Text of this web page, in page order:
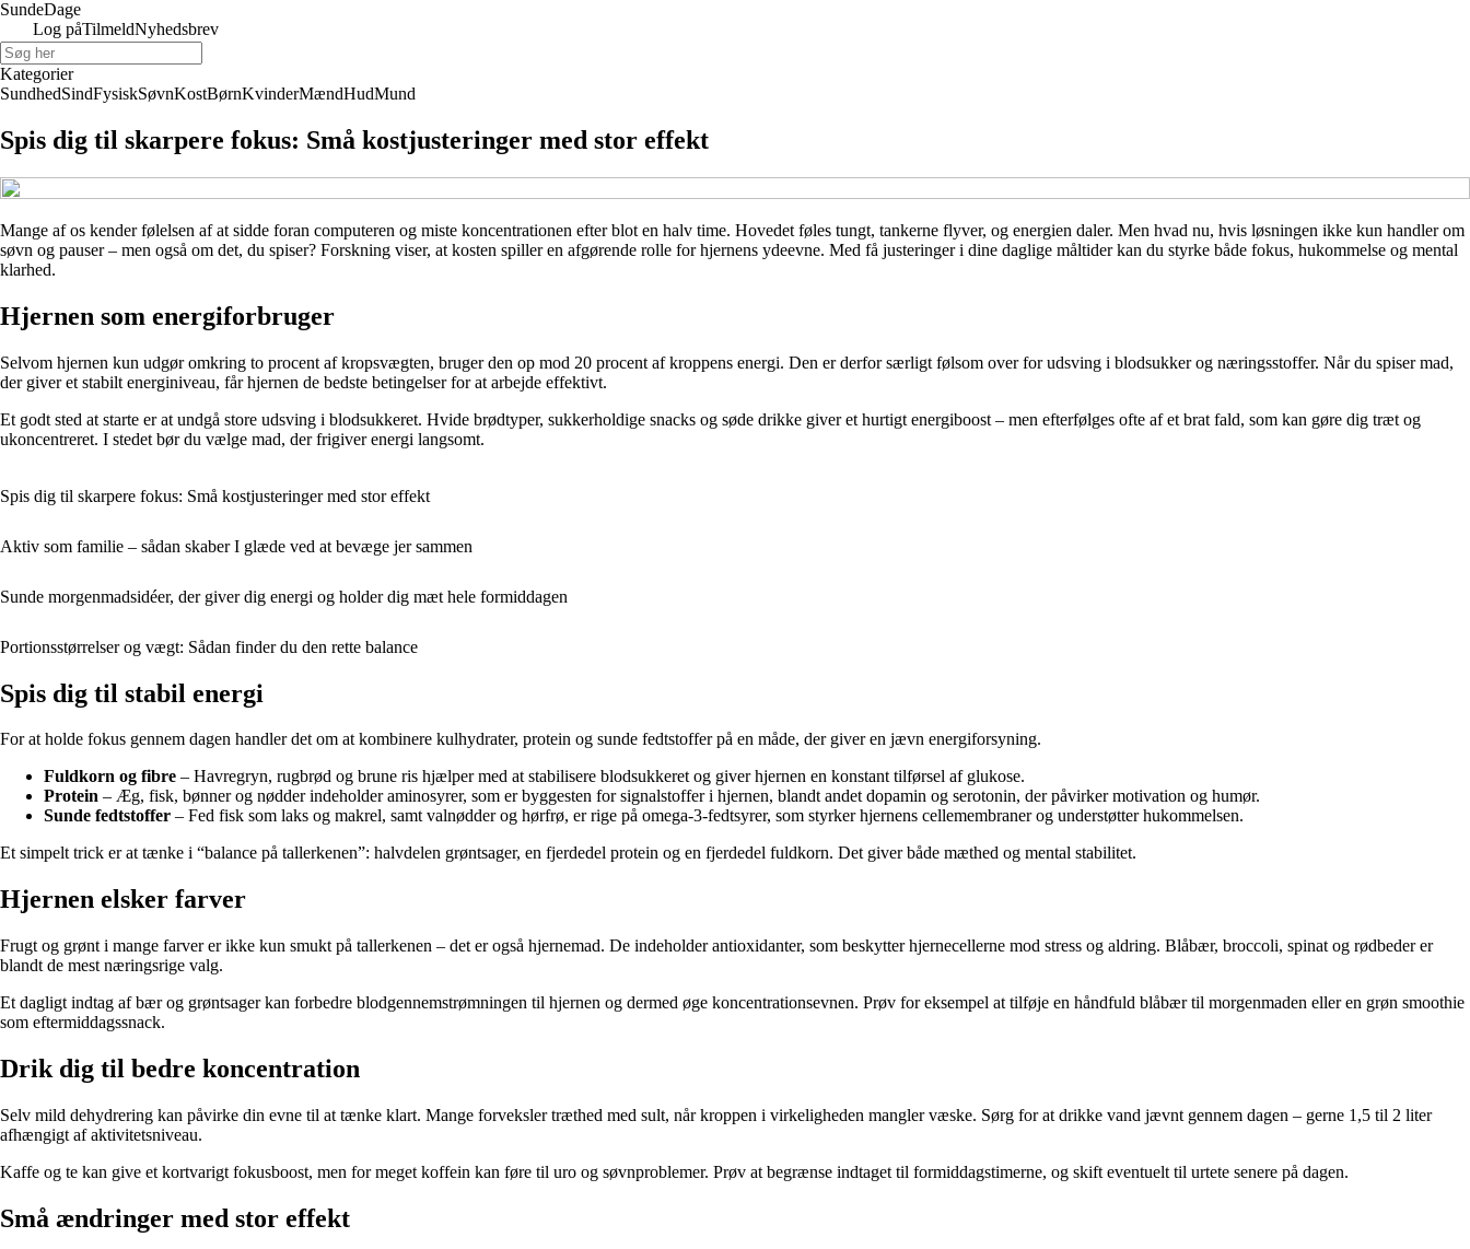
SundeDage
Log påTilmeldNyhedsbrev
Kategorier
SundhedSindFysiskSøvnKostBørnKvinderMændHudMund
Spis dig til skarpere fokus: Små kostjusteringer med stor effekt
Mange af os kender følelsen af at sidde foran computeren og miste koncentrationen efter blot en halv time. Hovedet føles tungt, tankerne flyver, og energien daler. Men hvad nu, hvis løsningen ikke kun handler om
søvn og pauser – men også om det, du spiser? Forskning viser, at kosten spiller en afgørende rolle for hjernens ydeevne. Med få justeringer i dine daglige måltider kan du styrke både fokus, hukommelse og mental
klarhed.
Hjernen som energiforbruger
Selvom hjernen kun udgør omkring to procent af kropsvægten, bruger den op mod 20 procent af kroppens energi. Den er derfor særligt følsom over for udsving i blodsukker og næringsstoffer. Når du spiser mad,
der giver et stabilt energiniveau, får hjernen de bedste betingelser for at arbejde effektivt.
Et godt sted at starte er at undgå store udsving i blodsukkeret. Hvide brødtyper, sukkerholdige snacks og søde drikke giver et hurtigt energiboost – men efterfølges ofte af et brat fald, som kan gøre dig træt og
ukoncentreret. I stedet bør du vælge mad, der frigiver energi langsomt.
Spis dig til skarpere fokus: Små kostjusteringer med stor effekt
Aktiv som familie – sådan skaber I glæde ved at bevæge jer sammen
Sunde morgenmadsidéer, der giver dig energi og holder dig mæt hele formiddagen
Portionsstørrelser og vægt: Sådan finder du den rette balance
Spis dig til stabil energi
For at holde fokus gennem dagen handler det om at kombinere kulhydrater, protein og sunde fedtstoffer på en måde, der giver en jævn energiforsyning.
Fuldkorn og fibre – Havregryn, rugbrød og brune ris hjælper med at stabilisere blodsukkeret og giver hjernen en konstant tilførsel af glukose.
Protein – Æg, fisk, bønner og nødder indeholder aminosyrer, som er byggesten for signalstoffer i hjernen, blandt andet dopamin og serotonin, der påvirker motivation og humør.
Sunde fedtstoffer – Fed fisk som laks og makrel, samt valnødder og hørfrø, er rige på omega-3-fedtsyrer, som styrker hjernens cellemembraner og understøtter hukommelsen.
Et simpelt trick er at tænke i “balance på tallerkenen”: halvdelen grøntsager, en fjerdedel protein og en fjerdedel fuldkorn. Det giver både mæthed og mental stabilitet.
Hjernen elsker farver
Frugt og grønt i mange farver er ikke kun smukt på tallerkenen – det er også hjernemad. De indeholder antioxidanter, som beskytter hjernecellerne mod stress og aldring. Blåbær, broccoli, spinat og rødbeder er
blandt de mest næringsrige valg.
Et dagligt indtag af bær og grøntsager kan forbedre blodgennemstrømningen til hjernen og dermed øge koncentrationsevnen. Prøv for eksempel at tilføje en håndfuld blåbær til morgenmaden eller en grøn smoothie
som eftermiddagssnack.
Drik dig til bedre koncentration
Selv mild dehydrering kan påvirke din evne til at tænke klart. Mange forveksler træthed med sult, når kroppen i virkeligheden mangler væske. Sørg for at drikke vand jævnt gennem dagen – gerne 1,5 til 2 liter
afhængigt af aktivitetsniveau.
Kaffe og te kan give et kortvarigt fokusboost, men for meget koffein kan føre til uro og søvnproblemer. Prøv at begrænse indtaget til formiddagstimerne, og skift eventuelt til urtete senere på dagen.
Små ændringer med stor effekt